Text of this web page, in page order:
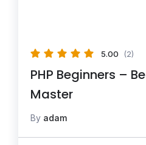
5.00 (2)
PHP Beginners –
Master
By adam